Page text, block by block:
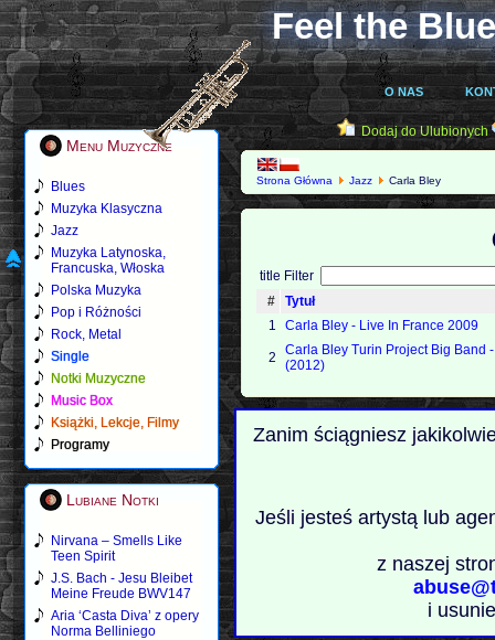
Feel the
O NAS
Menu Muzyczne
Blues
Muzyka Klasyczna
Jazz
Muzyka Latynoska,
Francuska, Włoska
Polska Muzyka
Pop i Różności
Rock, Metal
Single
Notki Muzyczne
Music Box
Książki, Lekcje, Filmy
Programy
Lubiane Notki
Nirvana – Smells Like
Teen Spirit
J.S. Bach - Jesu Bleibet
Meine Freude BWV147
Aria ‘Casta Diva’ z opery
Norma Belliniego
Dodaj do Ulubionych
Strona Główna Jazz Carla Bley
title Filter
#
Tytuł
1
Carla Bley - Live In France 2009
2
Carla Bley Turin Project Big Band
(2012)
Zanim ściągniesz
Jeśli jesteś artystą lub
z naszej
i